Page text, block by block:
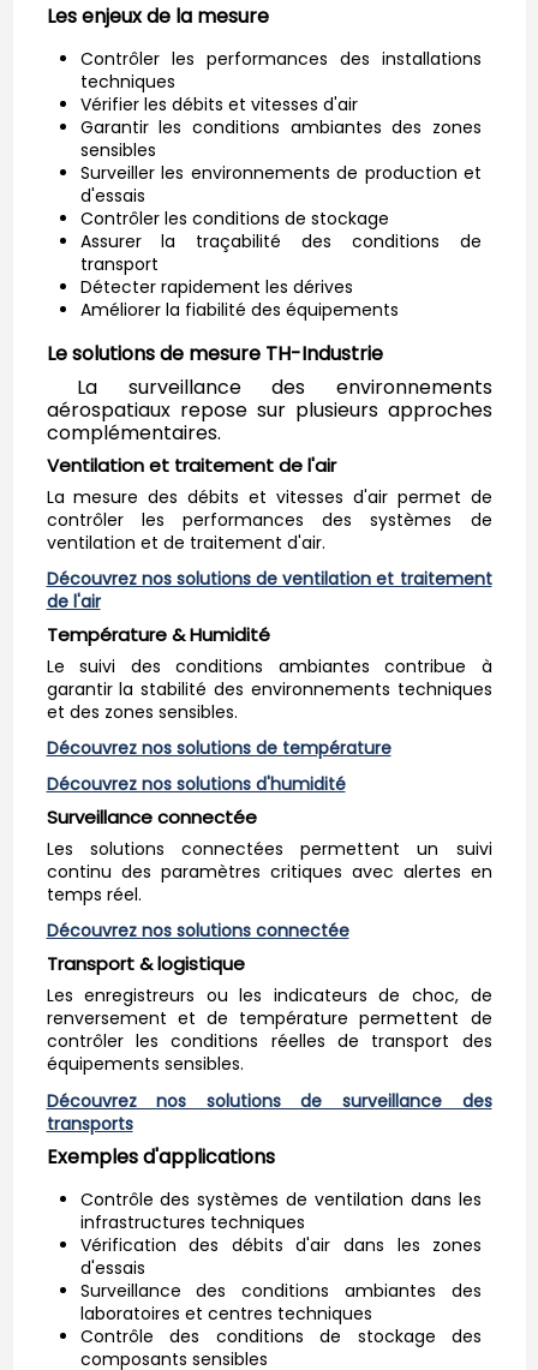
Les enjeux de la mesure
Contrôler les performances des installations
techniques
Vérifier les débits et vitesses d'air
Garantir les conditions ambiantes des zones
sensibles
Surveiller les environnements de production et
d'essais
Contrôler les conditions de stockage
Assurer la traçabilité des conditions de
transport
Détecter rapidement les dérives
Améliorer la fiabilité des équipements
Le solutions de mesure TH-Industrie
La surveillance des environnements
aérospatiaux repose sur plusieurs approches
complémentaires.
Ventilation et traitement de l'air
La mesure des débits et vitesses d'air permet de
contrôler les performances des systèmes de
ventilation et de traitement d'air.
Découvrez nos solutions de ventilation et traitement
de l'air
Température & Humidité
Le suivi des conditions ambiantes contribue à
garantir la stabilité des environnements techniques
et des zones sensibles.
Découvrez nos solutions de température
Découvrez nos solutions d'humidité
Surveillance connectée
Les solutions connectées permettent un suivi
continu des paramètres critiques avec alertes en
temps réel.
Découvrez nos solutions connectée
Transport & logistique
Les enregistreurs ou les indicateurs de choc, de
renversement et de température permettent de
contrôler les conditions réelles de transport des
équipements sensibles.
Découvrez nos solutions de surveillance des
transports
Exemples d'applications
Contrôle des systèmes de ventilation dans les
infrastructures techniques
Vérification des débits d'air dans les zones
d'essais
Surveillance des conditions ambiantes des
laboratoires et centres techniques
Contrôle des conditions de stockage des
composants sensibles